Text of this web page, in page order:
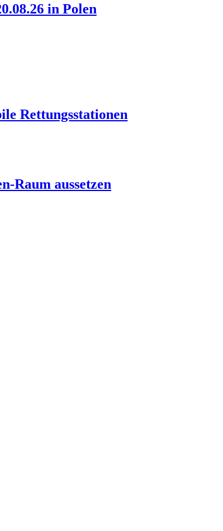
in Polen
Rettungsstationen
Raum aussetzen